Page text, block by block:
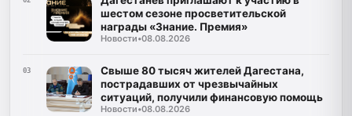
шестом сезоне просветительской
награды «Знание. Премия»
Новости•08.08.2026
03
Свыше 80 тысяч жителей Дагестана,
пострадавших от чрезвычайных
ситуаций, получили финансовую помощь
Новости•08.08.2026